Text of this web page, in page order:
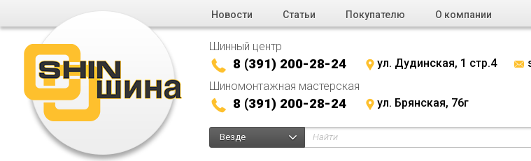
Новости Статьи Покупателю О компании
Шинный центр
8 (391) 200-28-24 ул. Дудинская, 1 стр.4
Шиномонтажная мастерская
8 (391) 200-28-24 ул. Брянская, 76г
Везде